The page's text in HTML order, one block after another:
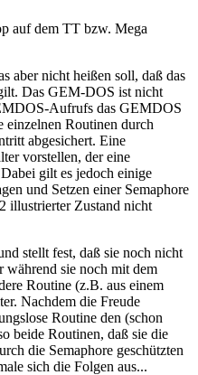
auf dem TT bzw. Mega
aber nicht heißen soll, daß das
Das GEM-DOS ist nicht
Aufrufs das GEMDOS
Routinen durch
abgesichert. Eine
vorstellen, der eine
gilt es jedoch einige
und Setzen einer Semaphore
illustrierter Zustand nicht
stellt fest, daß sie noch nicht
während sie noch mit dem
Routine (z.B. aus einem
Nachdem die Freude
Routine den (schon
beide Routinen, daß sie die
die Semaphore geschützten
sich die Folgen aus...